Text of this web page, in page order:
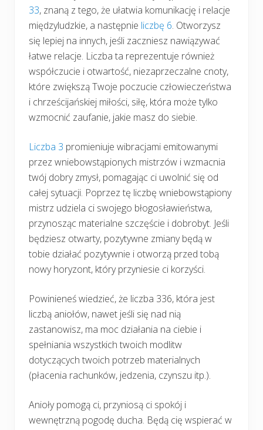
33, znaną z tego, że ułatwia komunikację i relacje
międzyludzkie, a następnie liczbę 6. Otworzysz
się lepiej na innych, jeśli zaczniesz nawiązywać
łatwe relacje. Liczba ta reprezentuje również
współczucie i otwartość, niezaprzeczalne cnoty,
które zwiększą Twoje poczucie człowieczeństwa
i chrześcijańskiej miłości, siłę, która może tylko
wzmocnić zaufanie, jakie masz do siebie.
Liczba 3 promieniuje wibracjami emitowanymi
przez wniebowstąpionych mistrzów i wzmacnia
twój dobry zmysł, pomagając ci uwolnić się od
całej sytuacji. Poprzez tę liczbę wniebowstąpiony
mistrz udziela ci swojego błogosławieństwa,
przynosząc materialne szczęście i dobrobyt. Jeśli
będziesz otwarty, pozytywne zmiany będą w
tobie działać pozytywnie i otworzą przed tobą
nowy horyzont, który przyniesie ci korzyści.
Powinieneś wiedzieć, że liczba 336, która jest
liczbą aniołów, nawet jeśli się nad nią
zastanowisz, ma moc działania na ciebie i
spełniania wszystkich twoich modlitw
dotyczących twoich potrzeb materialnych
(płacenia rachunków, jedzenia, czynszu itp.).
Anioły pomogą ci, przyniosą ci spokój i
wewnętrzną pogodę ducha. Będą cię wspierać w